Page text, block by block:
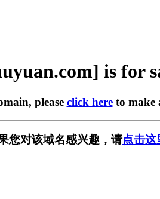
is for
please click hereto make
您对该域名感兴趣，请点击这